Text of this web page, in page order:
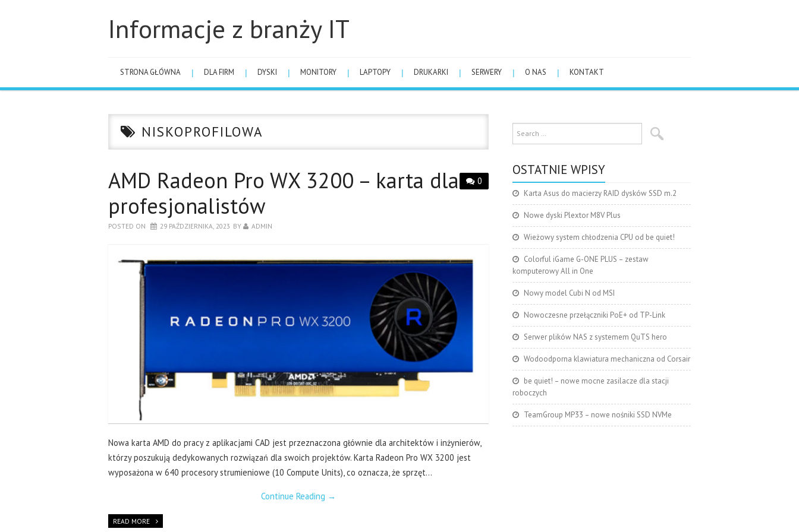
Informacje z branży IT
STRONA GŁÓWNA DLA FIRM DYSKI MONITORY LAPTOPY DRUKARKI SERWERY O NAS KONTAKT
NISKOPROFILOWA
0
AMD Radeon Pro WX 3200 – karta dla
profesjonalistów
POSTED ON 29 PAŹDZIERNIKA, 2023 BY ADMIN
Nowa karta AMD do pracy z aplikacjami CAD jest przeznaczona głównie dla architektów i inżynierów,
którzy poszukują dedykowanych rozwiązań dla swoich projektów. Karta Radeon Pro WX 3200 jest
wyposażona w 640 procesory strumieniowe (10 Compute Units), co oznacza, że sprzęt…
Continue Reading →
READ MORE
OSTATNIE WPISY
Karta Asus do macierzy RAID dysków SSD m.2
Nowe dyski Plextor M8V Plus
Wieżowy system chłodzenia CPU od be quiet!
Colorful iGame G-ONE PLUS – zestaw
komputerowy All in One
Nowy model Cubi N od MSI
Nowoczesne przełączniki PoE+ od TP-Link
Serwer plików NAS z systemem QuTS hero
Wodoodporna klawiatura mechaniczna od Corsair
be quiet! – nowe mocne zasilacze dla stacji
roboczych
TeamGroup MP33 – nowe nośniki SSD NVMe